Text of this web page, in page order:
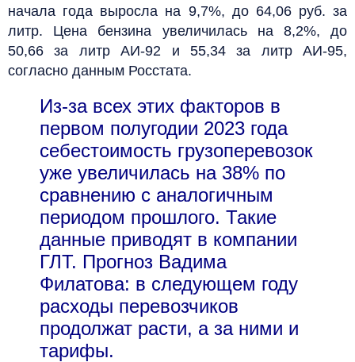
начала года выросла на 9,7%, до 64,06 руб. за
литр. Цена бензина увеличилась на 8,2%, до
50,66 за литр АИ-92 и 55,34 за литр АИ-95,
согласно данным Росстата.
Из-за всех этих факторов в
первом полугодии 2023 года
себестоимость грузоперевозок
уже увеличилась на 38% по
сравнению с аналогичным
периодом прошлого. Такие
данные приводят в компании
ГЛТ. Прогноз Вадима
Филатова: в следующем году
расходы перевозчиков
продолжат расти, а за ними и
тарифы.